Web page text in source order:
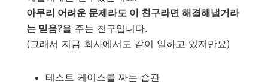
아무리 어려운 문제라도 이 친구라면 해결해낼거라
는 믿음?을 주는 친구입니다.
(그래서 지금 회사에서도 같이 일하고 있지만요)
테스트 케이스를 짜는 습관